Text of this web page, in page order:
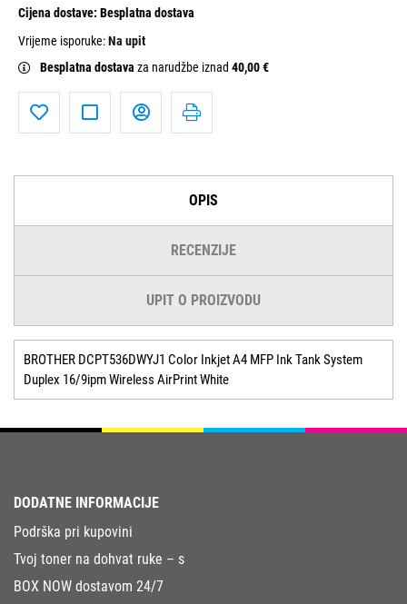
Cijena dostave: Besplatna dostava
Vrijeme isporuke:Na upit
Besplatna dostava za narudžbe iznad 40,00 €
OPIS
RECENZIJE
UPIT O PROIZVODU
BROTHER DCPT536DWYJ1 Color Inkjet A4 MFP Ink Tank System
Duplex 16/9ipm Wireless AirPrint White
DODATNE INFORMACIJE
Podrška pri kupovini
Tvoj toner na dohvat ruke – s
BOX NOW dostavom 24/7